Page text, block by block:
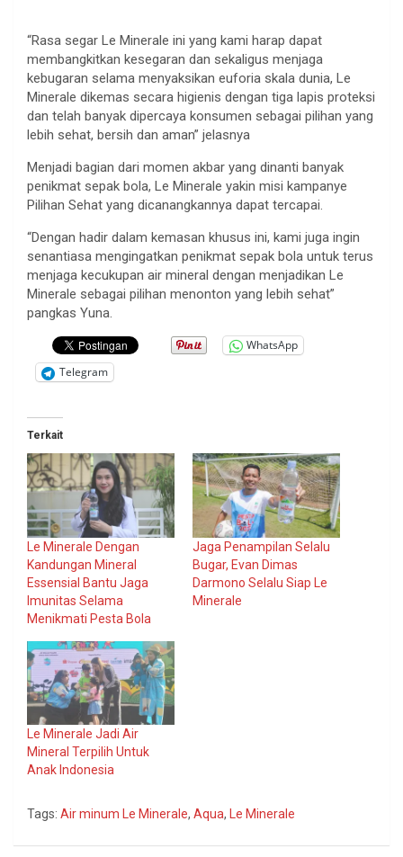
“Rasa segar Le Minerale ini yang kami harap dapat
membangkitkan kesegaran dan sekaligus menjaga
kebugaran selama menyaksikan euforia skala dunia, Le
Minerale dikemas secara higienis dengan tiga lapis proteksi
dan telah banyak dipercaya konsumen sebagai pilihan yang
lebih sehat, bersih dan aman” jelasnya
Menjadi bagian dari momen akbar yang dinanti banyak
penikmat sepak bola, Le Minerale yakin misi kampanye
Pilihan Sehat yang dicanangkannya dapat tercapai.
“Dengan hadir dalam kemasan khusus ini, kami juga ingin
senantiasa mengingatkan penikmat sepak bola untuk terus
menjaga kecukupan air mineral dengan menjadikan Le
Minerale sebagai pilihan menonton yang lebih sehat”
pangkas Yuna.
WhatsApp
Telegram
Terkait
Le Minerale Dengan
Kandungan Mineral
Essensial Bantu Jaga
Imunitas Selama
Menikmati Pesta Bola
Jaga Penampilan Selalu
Bugar, Evan Dimas
Darmono Selalu Siap Le
Minerale
Le Minerale Jadi Air
Mineral Terpilih Untuk
Anak Indonesia
Tags: Air minum Le Minerale, Aqua, Le Minerale